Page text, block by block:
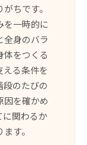
ちです。
を一時的に
全身のバラ
体をつくる
える条件を
のたびの
因を確かめ
に関わるか
す。